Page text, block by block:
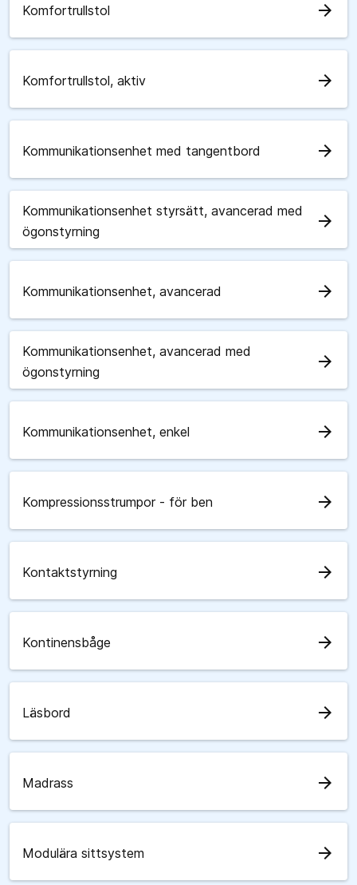
Komfortrullstol arrow_forward
Komfortrullstol, aktiv arrow_forward
Kommunikationsenhet med tangentbord arrow_forward
Kommunikationsenhet styrsätt, avancerad med
ögonstyrning
arrow_forward
Kommunikationsenhet, avancerad arrow_forward
Kommunikationsenhet, avancerad med
ögonstyrning
arrow_forward
Kommunikationsenhet, enkel arrow_forward
Kompressionsstrumpor - för ben arrow_forward
Kontaktstyrning arrow_forward
Kontinensbåge arrow_forward
Läsbord arrow_forward
Madrass arrow_forward
Modulära sittsystem arrow_forward